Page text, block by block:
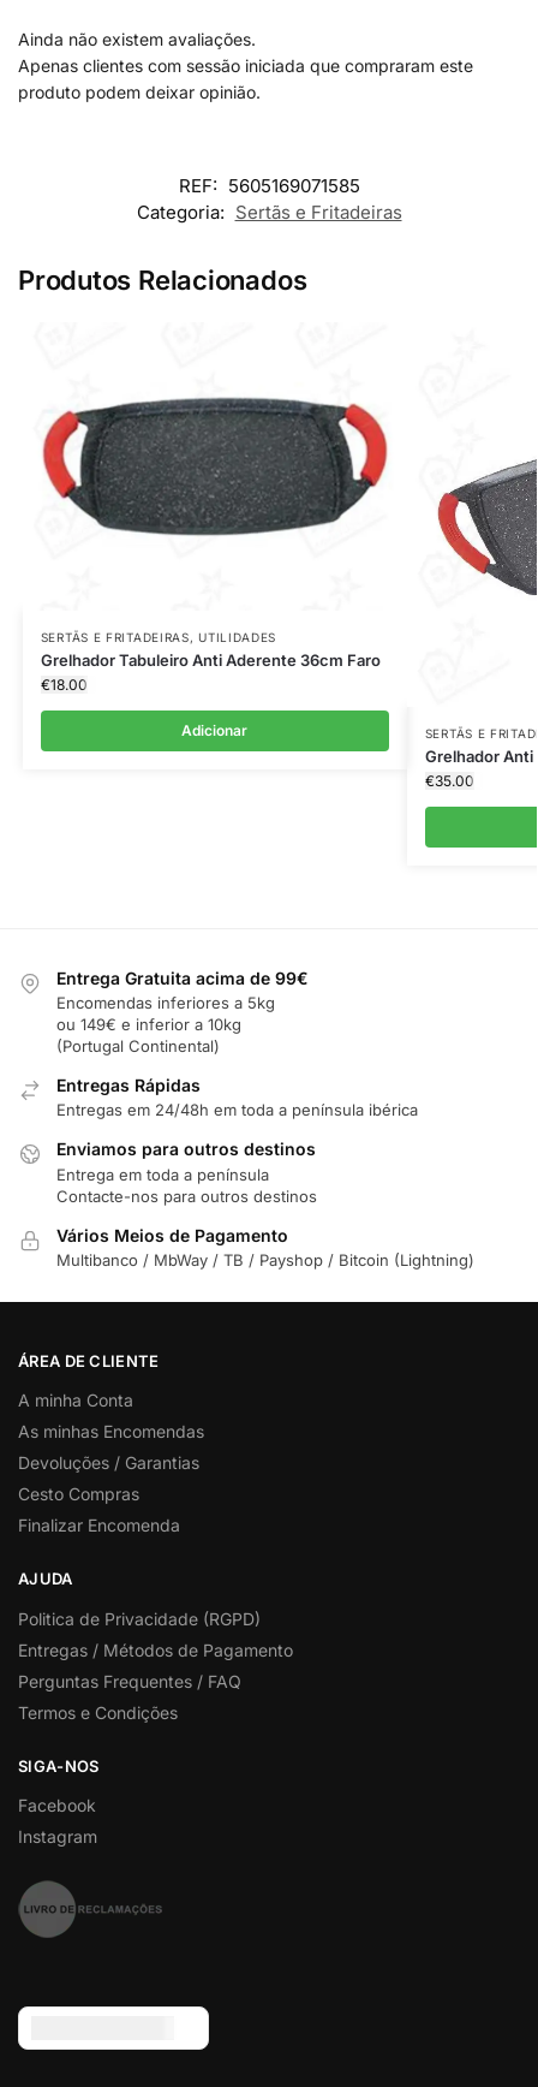
Ainda não existem avaliações.
Apenas clientes com sessão iniciada que compraram este
produto podem deixar opinião.
REF: 5605169071585
Categoria: Sertãs e Fritadeiras
Produtos Relacionados
SERTÃS E FRITADEIRAS,UTILIDADES
Grelhador Tabuleiro Anti Aderente 36cm Faro
€18.00
Adicionar SERTÃS E
Grelhador Anti
€35.00
Entrega Gratuita acima de 99€
Encomendas inferiores a 5kg
ou 149€ e inferior a 10kg
(Portugal Continental)
Entregas Rápidas
Entregas em 24/48h em toda a península ibérica
Enviamos para outros destinos
Entrega em toda a península
Contacte-nos para outros destinos
Vários Meios de Pagamento
Multibanco / MbWay / TB / Payshop / Bitcoin (Lightning)
ÁREA DE CLIENTE
A minha Conta
As minhas Encomendas
Devoluções / Garantias
Cesto Compras
Finalizar Encomenda
AJUDA
Politica de Privacidade (RGPD)
Entregas / Métodos de Pagamento
Perguntas Frequentes / FAQ
Termos e Condições
SIGA-NOS
Facebook
Instagram